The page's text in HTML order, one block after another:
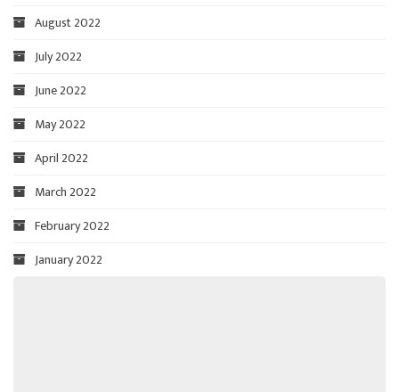
August 2022
July 2022
June 2022
May 2022
April 2022
March 2022
February 2022
January 2022